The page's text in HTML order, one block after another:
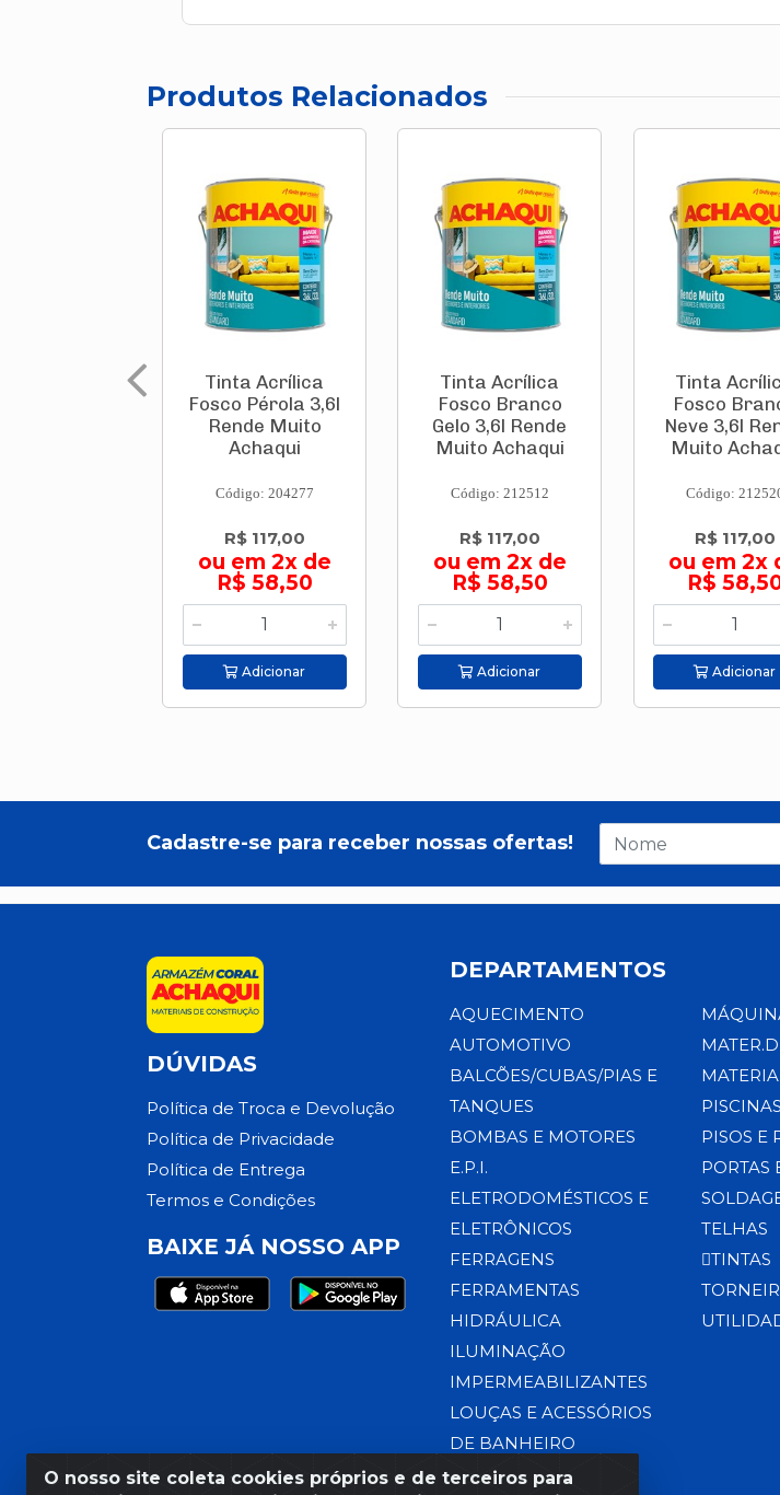
Produtos Relacionados
Tinta Acrílica
Fosco Pérola 3,6l
Rende Muito
Achaqui
Código: 204277
R$ 117,00
ou em 2x de
R$ 58,50
Adicionar
Tinta Acrílica
Fosco Branco
Gelo 3,6l Rende
Muito Achaqui
Código: 212512
R$ 117,00
ou em 2x de
R$ 58,50
Adicionar
Tinta
Fosco
Neve 3,6l
Muito
Código:
R$ 117,00
ou em 2x
R$
Adicionar
O nosso site coleta cookies próprios e de terceiros para
Cadastre-se para receber nossas ofertas!
DÚVIDAS
Política de Troca e Devolução
Política de Privacidade
Política de Entrega
Termos e Condições
BAIXE JÁ NOSSO APP
DEPARTAMENTOS
AQUECIMENTO
AUTOMOTIVO
BALCÕES/CUBAS/PIAS E
TANQUES
BOMBAS E MOTORES
E.P.I.
ELETRODOMÉSTICOS E
ELETRÔNICOS
FERRAGENS
FERRAMENTAS
HIDRÁULICA
ILUMINAÇÃO
IMPERMEABILIZANTES
LOUÇAS E ACESSÓRIOS
DE BANHEIRO
PISCINAS
PISOS E
PORTAS
TELHAS
TINTAS